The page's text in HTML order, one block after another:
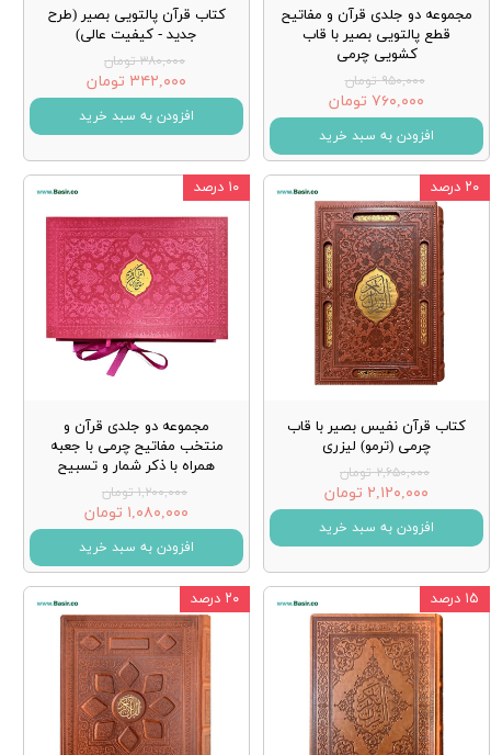
مجموعه دو جلدی قرآن و مفاتیح
قطع پالتویی بصیر با قاب
کشویی چرمی
۹۵۰,۰۰۰ تومان
۷۶۰,۰۰۰ تومان
افزودن به سبد خرید
کتاب قرآن پالتویی بصیر (طرح
جدید - کیفیت عالی)
۳۸۰,۰۰۰ تومان
۳۴۲,۰۰۰ تومان
افزودن به سبد خرید
کتاب قرآن نفیس بصیر با قاب
چرمی (ترمو) لیزری
۲,۶۵۰,۰۰۰ تومان
۲,۱۲۰,۰۰۰ تومان
افزودن به سبد خرید
۲۰ درصد
مجموعه دو جلدی قرآن و
منتخب مفاتیح چرمی با جعبه
همراه با ذکر شمار و تسبیح
۱,۲۰۰,۰۰۰ تومان
۱,۰۸۰,۰۰۰ تومان
افزودن به سبد خرید
۱۰ درصد
۱۵ درصد ۲۰ درصد